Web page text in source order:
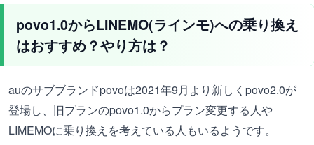
povo1.0からLINEMO(ラインモ)への乗り換え
はおすすめ？やり方は？
auのサブブランドpovoは2021年9月より新しくpovo2.0が
登場し、旧プランのpovo1.0からプラン変更する人や
LIMEMOに乗り換えを考えている人もいるようです。